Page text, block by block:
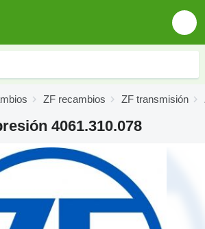
ZF recambios ZF transmisión
4061.310.078